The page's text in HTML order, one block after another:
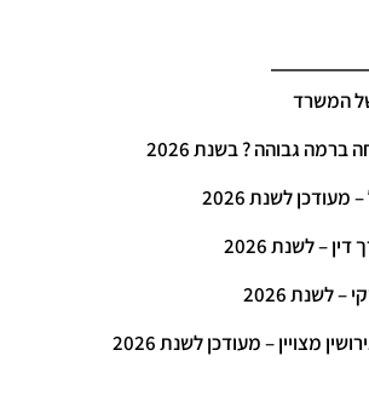
המשרד
גבוהה ? בשנת 2026
לשנת 2026
– לשנת 2026
לשנת 2026
מצויין – מעודכן לשנת 2026